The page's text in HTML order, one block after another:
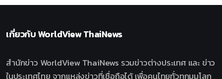
เกี่ยวกับWorldView ThaiNews
สำนักข่าว WorldView ThaiNews รวมข่าวต่างประเทศ และ ข่าว
ในประเทศไทย จากแหล่งข่าวที่เชื่อถือได้ เพื่อคนไทยทั่วทุกมุมโลก